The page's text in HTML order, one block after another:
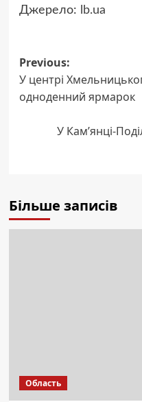
Джерело: lb.ua
Post
navigation
Previous:
У центрі
одноденний ярмарок
У Кам’янці-
Більше записів
Область